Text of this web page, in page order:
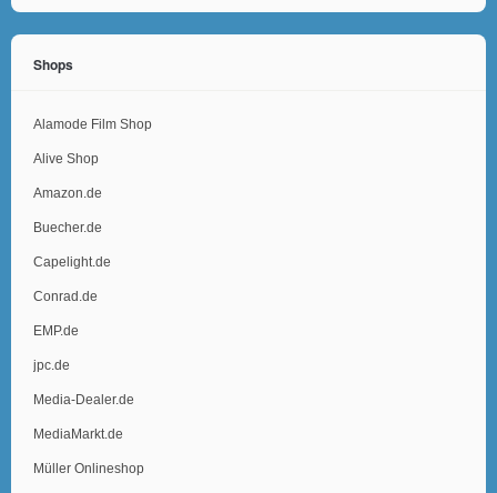
Shops
Alamode Film Shop
Alive Shop
Amazon.de
Buecher.de
Capelight.de
Conrad.de
EMP.de
jpc.de
Media-Dealer.de
MediaMarkt.de
Müller Onlineshop